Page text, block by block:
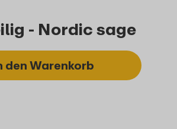
- Nordic sage
den Warenkorb